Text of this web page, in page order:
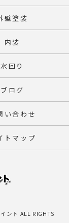
壁塗装
内装
水回り
ブログ
い合わせ
トマップ
ント ALL RIGHTS